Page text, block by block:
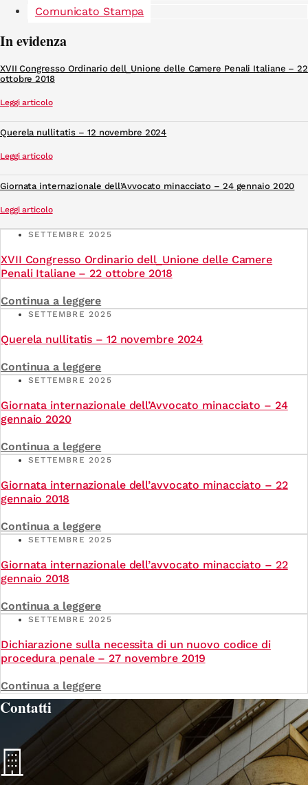
Comunicato Stampa
In evidenza
XVII Congresso Ordinario dell_Unione delle Camere Penali Italiane – 22
ottobre 2018
Leggi articolo
Querela nullitatis – 12 novembre 2024
Leggi articolo
Giornata internazionale dell’Avvocato minacciato – 24 gennaio 2020
Leggi articolo
SETTEMBRE 2025
XVII Congresso Ordinario dell_Unione delle Camere
Penali Italiane – 22 ottobre 2018
Continua a leggere
SETTEMBRE 2025
Querela nullitatis – 12 novembre 2024
Continua a leggere
SETTEMBRE 2025
Giornata internazionale dell’Avvocato minacciato – 24
gennaio 2020
Continua a leggere
SETTEMBRE 2025
Giornata internazionale dell’avvocato minacciato – 22
gennaio 2018
Continua a leggere
SETTEMBRE 2025
Giornata internazionale dell’avvocato minacciato – 22
gennaio 2018
Continua a leggere
SETTEMBRE 2025
Dichiarazione sulla necessita di un nuovo codice di
procedura penale – 27 novembre 2019
Continua a leggere
Contatti